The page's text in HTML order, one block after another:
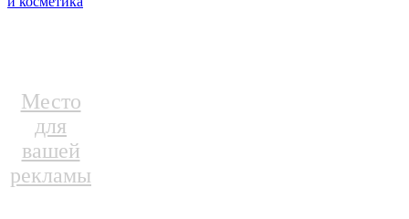
Место
для
вашей
рекламы